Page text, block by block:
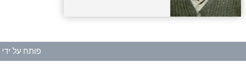
פותח על ידי